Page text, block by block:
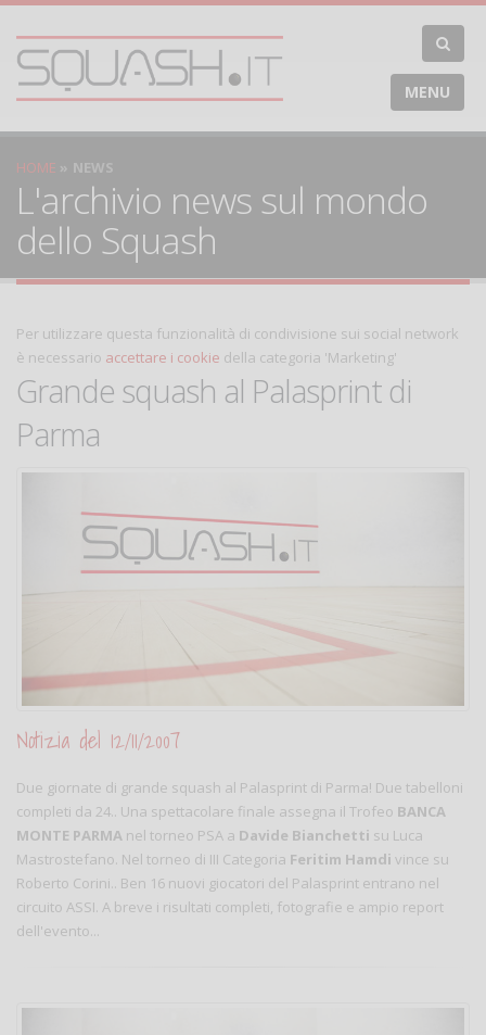
MENU
HOME NEWS
L'archivio news sul mondo
dello Squash
Per utilizzare questa funzionalità di condivisione sui social network
è necessario accettare i cookie della categoria 'Marketing'
Grande squash al Palasprint di
Parma
Notizia del 12/11/2007
Due giornate di grande squash al Palasprint di Parma! Due tabelloni
completi da 24.. Una spettacolare finale assegna il Trofeo BANCA
MONTE PARMA nel torneo PSA a Davide Bianchetti su Luca
Mastrostefano. Nel torneo di III Categoria Feritim Hamdi vince su
Roberto Corini.. Ben 16 nuovi giocatori del Palasprint entrano nel
circuito ASSI. A breve i risultati completi, fotografie e ampio report
dell'evento...